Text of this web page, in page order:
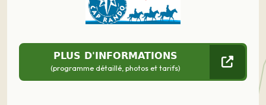
PLUS D'INFORMATIONS
(programme détaillé, photos et tarifs)